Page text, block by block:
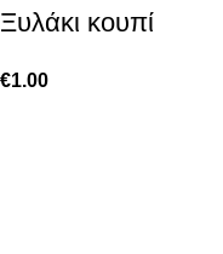
Ξυλάκι κουπί
€1.00